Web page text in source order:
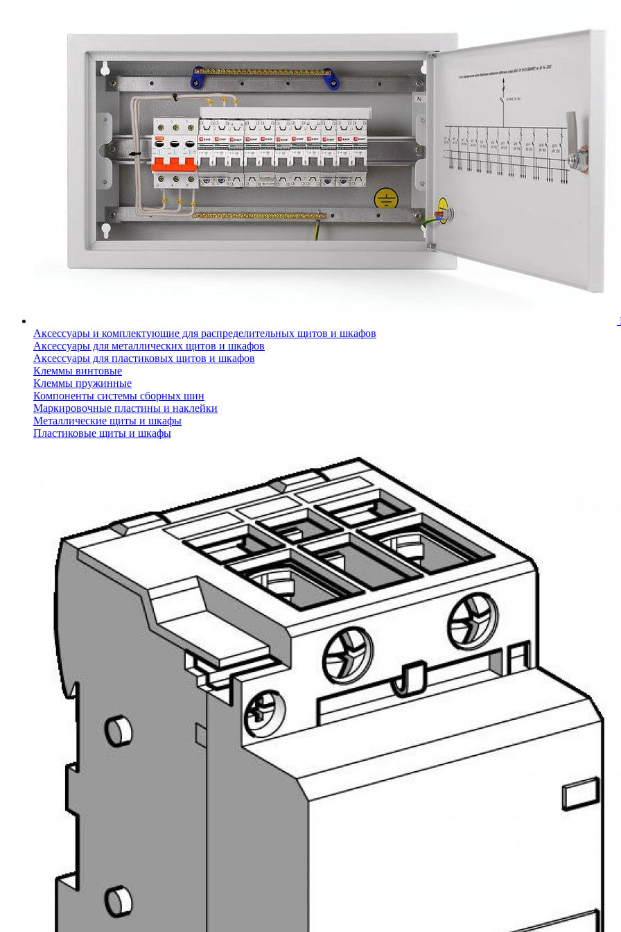
Аксессуары и комплектующие для распределительных щитов и шкафов
Аксессуары для металлических щитов и шкафов
Аксессуары для пластиковых щитов и шкафов
Клеммы винтовые
Клеммы пружинные
Компоненты системы сборных шин
Маркировочные пластины и наклейки
Металлические щиты и шкафы
Пластиковые щиты и шкафы